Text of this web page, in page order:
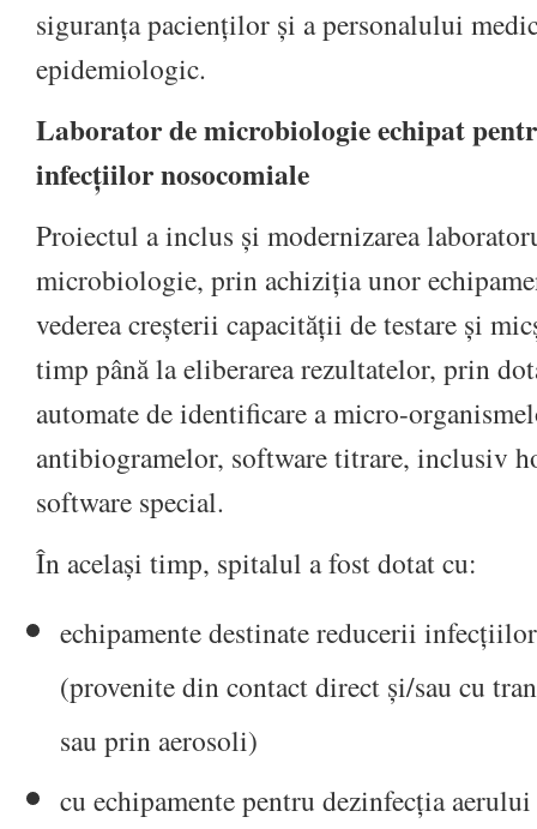
siguranța pacienților și a personalului
epidemiologic.
Laborator de microbiologie echipat
infecțiilor nosocomiale
Proiectul a inclus și modernizarea
microbiologie, prin achiziția unor
vederea creșterii capacității de testare și
timp până la eliberarea rezultatelor, prin
automate de identificare a micro-
antibiogramelor, software titrare, inclusiv
software special.
În același timp, spitalul a fost dotat cu:
echipamente destinate reducerii
(provenite din contact direct și/sau cu
sau prin aerosoli)
cu echipamente pentru dezinfecția